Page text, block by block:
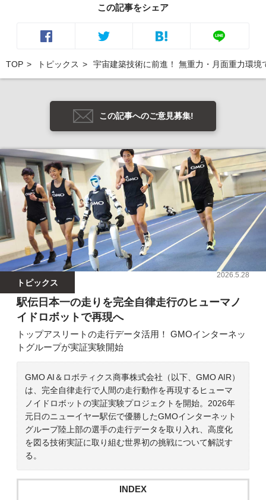
この記事をシェア
TOP トピックス 宇宙建築技術に前進！ 無重力・月面重力環境
この記事へのご意見募集!
トピックス
2026.5.28
駅伝日本一の走りを完全自律走行のヒューマノ
イドロボットで再現へ
トップアスリートの走行データ活用！ GMOインターネッ
トグループが実証実験開始
GMO AI＆ロボティクス商事株式会社（以下、GMO AIR）
は、完全自律走行で人間の走行動作を再現するヒューマ
ノイドロボットの実証実験プロジェクトを開始。2026年
元日のニューイヤー駅伝で優勝したGMOインターネット
グループ陸上部の選手の走行データを取り入れ、高度化
を図る技術実証に取り組む世界初の挑戦について解説す
る。
INDEX